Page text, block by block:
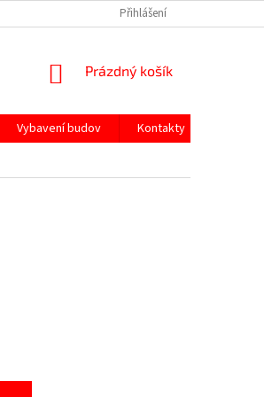
Přihlášení
NÁKUPNÍ
Prázdný košík
Vybavení budov
Kontakty